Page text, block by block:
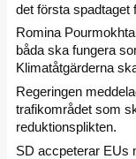
det första
Romina
båda ska fungera
Klimatåtgärderna
Regeringen
trafikområdet som
reduktionsplikten.
SD accpeterar EUs